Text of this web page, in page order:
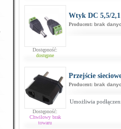
Dostępność:
dostępne
Wtyk DC 5,5/2,1
Producent: brak
Dostępność:
Chwilowy brak
towaru
Przejście
Producent: brak
Umożliwia